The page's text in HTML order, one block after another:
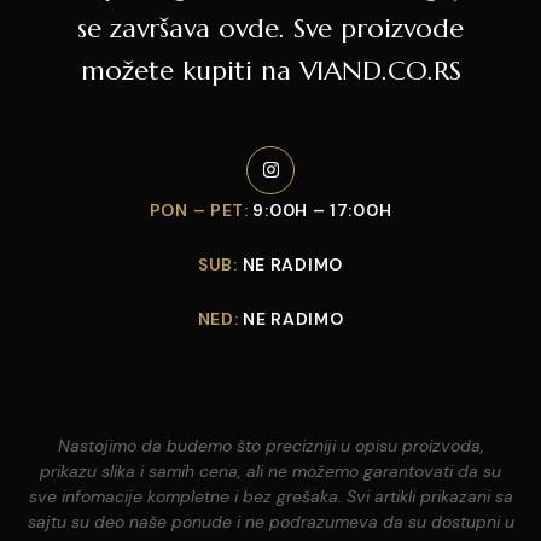
se završava ovde. Sve proizvode
možete kupiti na VIAND.CO.RS
PON – PET: 9:00H – 17:00H
SUB: NE RADIMO
NED: NE RADIMO
Nastojimo da budemo što precizniji u opisu proizvoda,
prikazu slika i samih cena, ali ne možemo garantovati da su
sve infomacije kompletne i bez grešaka. Svi artikli prikazani sa
sajtu su deo naše ponude i ne podrazumeva da su dostupni u